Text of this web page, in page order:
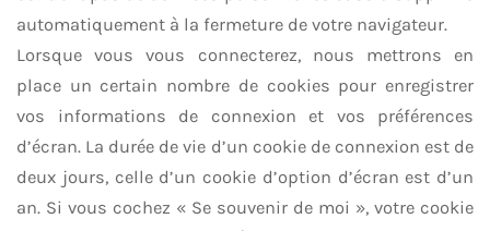
automatiquement à la fermeture de votre navigateur.
Lorsque vous vous connecterez, nous mettrons en
place un certain nombre de cookies pour enregistrer
vos informations de connexion et vos préférences
d’écran. La durée de vie d’un cookie de connexion est de
deux jours, celle d’un cookie d’option d’écran est d’un
an. Si vous cochez « Se souvenir de moi », votre cookie